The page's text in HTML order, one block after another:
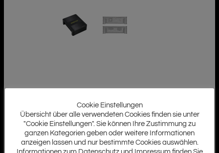
Cookie Einstellungen
Übersicht über alle verwendeten Cookies finden sie unter
"Cookie Einstellungen". Sie können Ihre Zustimmung zu
ganzen Kategorien geben oder weitere Informationen
anzeigen lassen und nur bestimmte Cookies auswählen.